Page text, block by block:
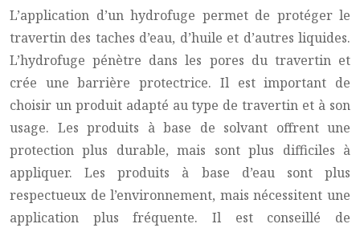
L’application d’un hydrofuge permet de protéger le
travertin des taches d’eau, d’huile et d’autres liquides.
L’hydrofuge pénètre dans les pores du travertin et
crée une barrière protectrice. Il est important de
choisir un produit adapté au type detravertin et à son
usage. Les produits à base de solvant offrent une
protection plus durable, mais sont plus difficiles à
appliquer. Les produits à base d’eau sont plus
respectueux de l’environnement, mais nécessitent une
application plus fréquente. Il est conseillé de